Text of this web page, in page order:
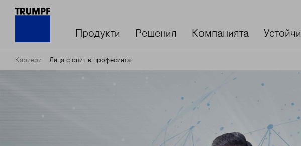
Продукти Решения Компанията
Кариери Лица с опит в професията